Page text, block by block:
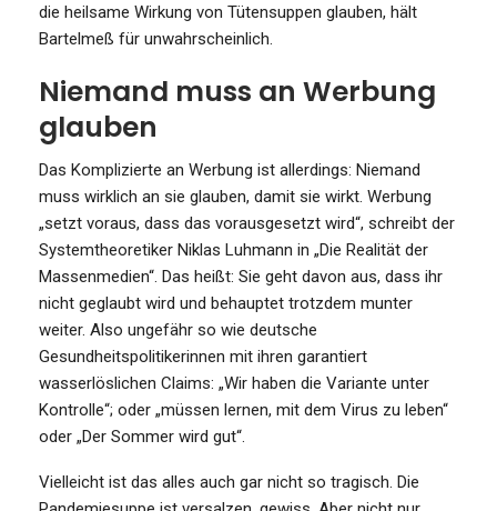
die heilsame Wirkung von Tütensuppen glauben, hält
Bartelmeß für unwahrscheinlich.
Niemand muss an Werbung
glauben
Das Komplizierte an Werbung ist allerdings: Niemand
muss wirklich an sie glauben, damit sie wirkt. Werbung
„setzt voraus, dass das vorausgesetzt wird“, schreibt der
Systemtheoretiker Niklas Luhmann in „Die Realität der
Massenmedien“. Das heißt: Sie geht davon aus, dass ihr
nicht geglaubt wird und behauptet trotzdem munter
weiter. Also ungefähr so wie deutsche
Gesundheitspolitikerinnen mit ihren garantiert
wasserlöslichen Claims: „Wir haben die Variante unter
Kontrolle“; oder „müssen lernen, mit dem Virus zu leben“
oder „Der Sommer wird gut“.
Vielleicht ist das alles auch gar nicht so tragisch. Die